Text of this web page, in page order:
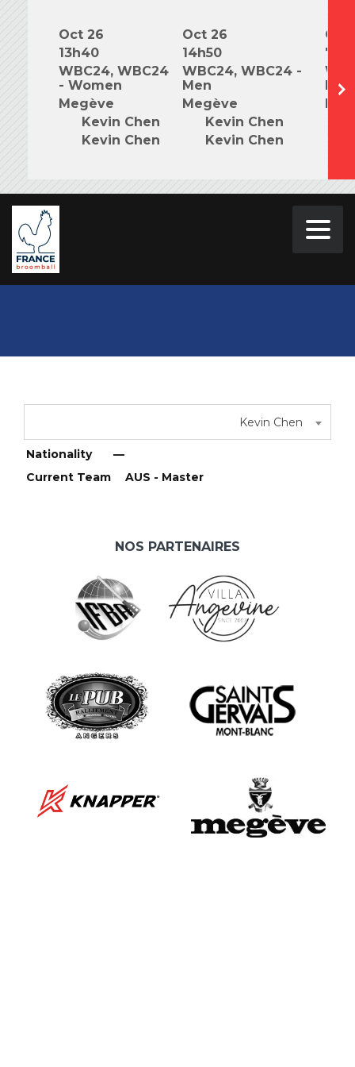
Oct 26
13h40
WBC24, WBC24
- Women
Megève
Kevin Chen
Kevin Chen
Oct 26
14h50
WBC24, WBC24 -
Men
Megève
Kevin Chen
Kevin Chen
Oct
Kevin Chen
Nationality
—
Current Team
AUS - Master
NOS PARTENAIRES